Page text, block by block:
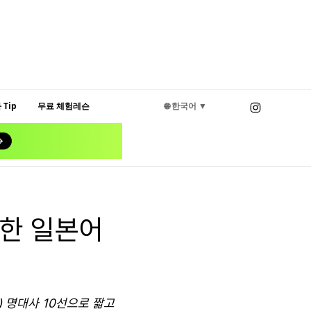
Tip 무료 체험레슨 🌐 한국어 ▼
일본어
명대사 10선으로 짧고